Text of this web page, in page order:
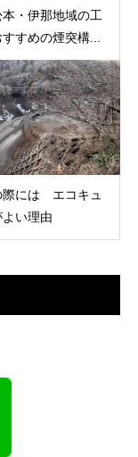
・伊那地域の工
すめの煙突構...
際には エコキュ
い理由